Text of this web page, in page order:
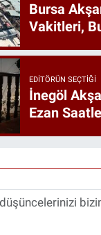
Bursa
Vakitleri,
EDITÖRÜN SEÇTIĞI
İnegöl
Ezan